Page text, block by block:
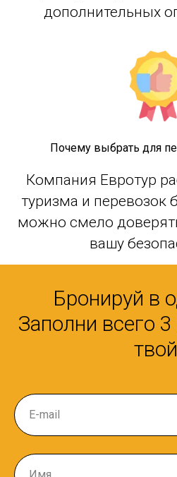
дополнительных
Почему выбрать для
Компания Евротур
туризма и перевозок
можно смело
вашу
Бронируй в
Заполни всего